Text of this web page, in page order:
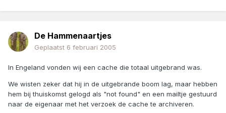
De Hammenaartjes
Geplaatst 6 februari 2005
In Engeland vonden wij een cache die totaal uitgebrand was.
We wisten zeker dat hij in de uitgebrande boom lag, maar hebben
hem bij thuiskomst gelogd als "not found" en een mailtje gestuurd
naar de eigenaar met het verzoek de cache te archiveren.